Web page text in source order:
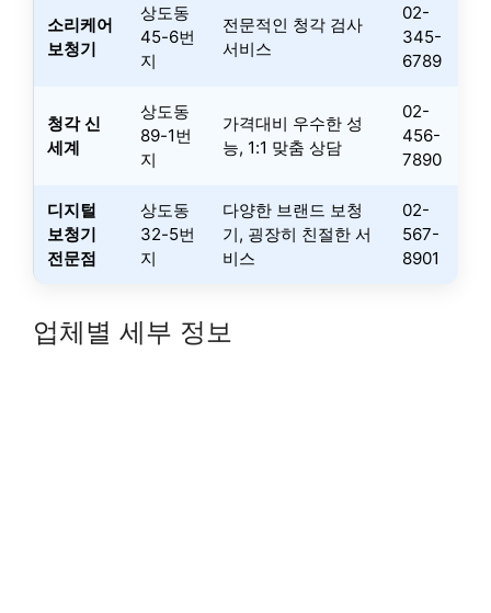
소리케어
보청기
상도동
45-6번
지
전문적인 청각 검사
서비스
02-
345-
6789
청각 신
세계
상도동
89-1번
지
가격대비 우수한 성
능, 1:1 맞춤 상담
02-
456-
7890
디지털
보청기
전문점
상도동
32-5번
지
다양한 브랜드 보청
기, 굉장히 친절한 서
비스
02-
567-
8901
업체별 세부 정보